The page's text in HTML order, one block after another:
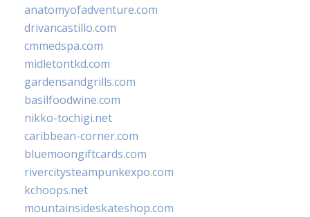
anatomyofadventure.com
drivancastillo.com
cmmedspa.com
midletontkd.com
gardensandgrills.com
basilfoodwine.com
nikko-tochigi.net
caribbean-corner.com
bluemoongiftcards.com
rivercitysteampunkexpo.com
kchoops.net
mountainsideskateshop.com